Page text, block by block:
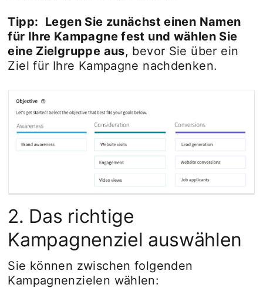
Tipp: Legen Sie zunächst einen Namen
für Ihre Kampagne fest und wählen Sie
eine Zielgruppe aus, bevor Sie über ein
Ziel für Ihre Kampagne nachdenken.
2. Das richtige
Kampagnenziel auswählen
Sie können zwischen folgenden
Kampagnenzielen wählen: